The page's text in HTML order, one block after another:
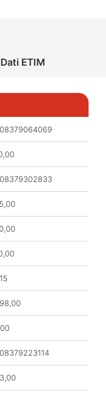
Dati ETIM